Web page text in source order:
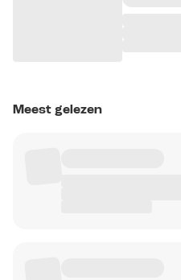
Meest gelezen